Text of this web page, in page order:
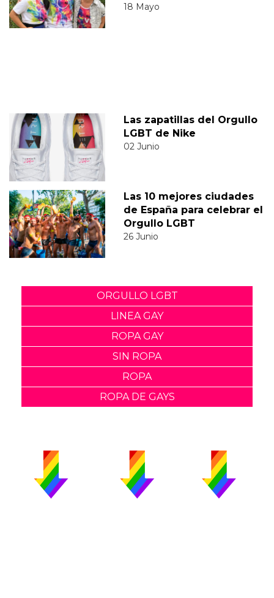
18 Mayo
Las zapatillas del Orgullo
LGBT de Nike
02 Junio
Las 10 mejores ciudades
de España para celebrar el
Orgullo LGBT
26 Junio
ORGULLO LGBT
LINEA GAY
ROPA GAY
SIN ROPA
ROPA
ROPA DE GAYS